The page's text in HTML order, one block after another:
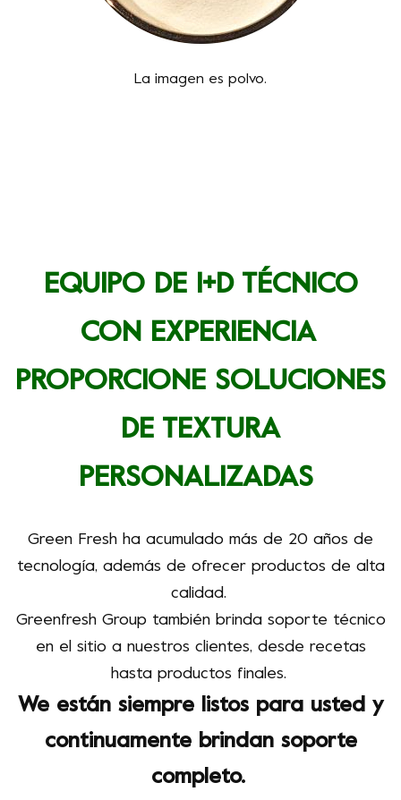
La imagen es polvo.
EQUIPO DE I+D TÉCNICO
CON EXPERIENCIA
PROPORCIONE SOLUCIONES
DE TEXTURA
PERSONALIZADAS
Green Fresh ha acumulado más de 20 años de
tecnología, además de ofrecer productos de alta
calidad.
Greenfresh Group también brinda soporte técnico
en el sitio a nuestros clientes, desde recetas
hasta productos finales.
We están siempre listos para usted y
continuamente brindan soporte
completo.